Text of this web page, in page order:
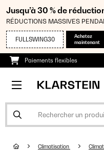
Jusqu’à 30 % de
RÉDUCTIONS MASSIVES
FULLSWING30
Achetez
maintenant
Paiements flexibles
Climatisation